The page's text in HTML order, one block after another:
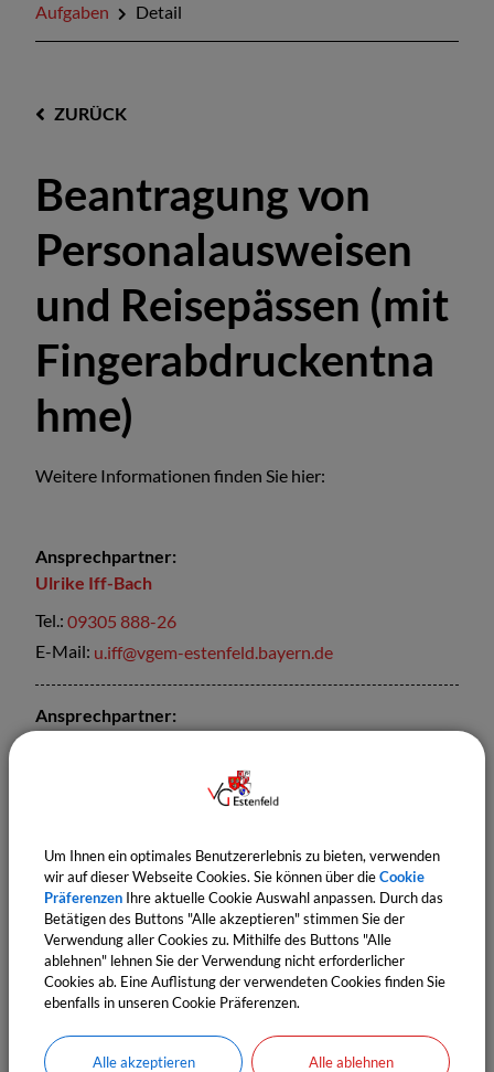
Aufgaben
Detail
ZURÜCK
Beantragung von
Personalausweisen
und Reisepässen (mit
Fingerabdruckentna
hme)
Weitere Informationen finden Sie hier:
Ansprechpartner:
Ulrike Iff-Bach
Tel.: 09305 888-26
E-Mail: u.iff@vgem-estenfeld.bayern.de
Ansprechpartner:
b.eydel@vgem-estenfeld.bayern.de
Sachgebiete
Standesamt
Einwohnermeldeamt
Bürgerbüro
Um Ihnen ein optimales Benutzererlebnis zu bieten, verwenden
wir auf dieser Webseite Cookies. Sie können über dieCookie
Präferenzen Ihre aktuelle Cookie Auswahl anpassen. Durch das
Betätigen des Buttons "Alle akzeptieren" stimmen Sie der
Verwendung aller Cookies zu. Mithilfe des Buttons "Alle
ablehnen" lehnen Sie der Verwendung nicht erforderlicher
Cookies ab. Eine Auflistung der verwendeten Cookies finden Sie
ebenfalls in unseren Cookie Präferenzen.
Alle akzeptieren Alle ablehnen